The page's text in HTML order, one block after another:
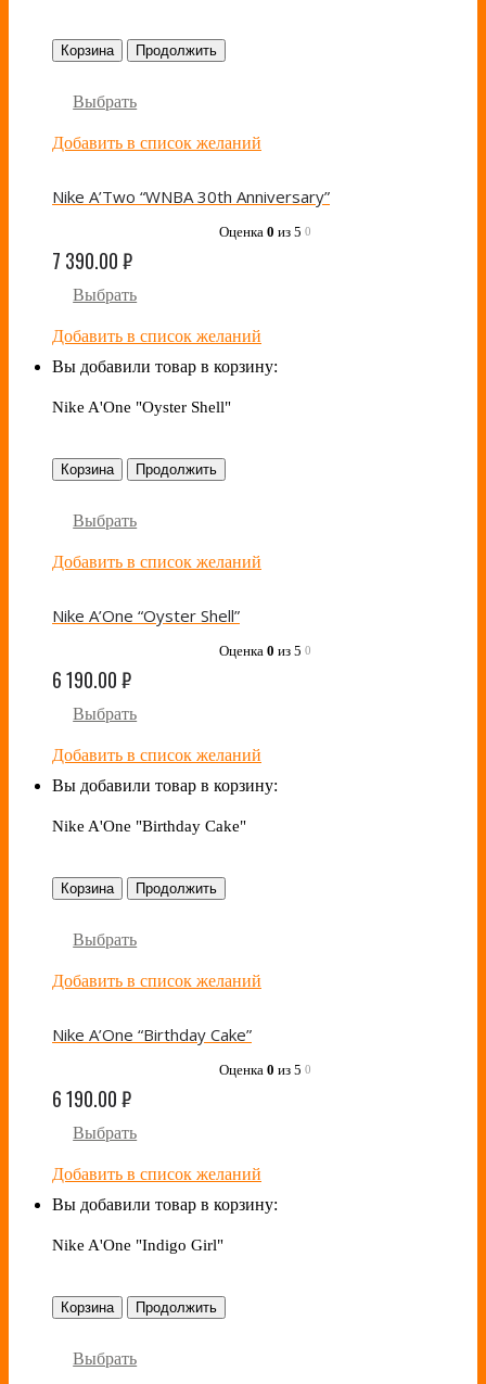
Корзина Продолжить
Выбрать
Добавить в список желаний
Nike A’Two “WNBA 30th Anniversary”
Оценка 0 из 5 0
7 390.00₽
Выбрать
Добавить в список желаний
Вы добавили товар в корзину:
Nike A'One "Oyster Shell"
Корзина Продолжить
Выбрать
Добавить в список желаний
Nike A’One “Oyster Shell”
Оценка 0 из 5 0
6 190.00₽
Выбрать
Добавить в список желаний
Вы добавили товар в корзину:
Nike A'One "Birthday Cake"
Корзина Продолжить
Выбрать
Добавить в список желаний
Nike A’One “Birthday Cake”
Оценка 0 из 5 0
6 190.00₽
Выбрать
Добавить в список желаний
Вы добавили товар в корзину:
Nike A'One "Indigo Girl"
Корзина Продолжить
Выбрать